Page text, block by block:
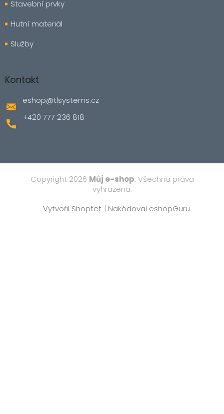
Stavební prvky
Hutní materiál
Služby
Kontakt
eshop@tlsystems.cz
+420 777 236 818
Vytvořil Shoptet | Nakódoval eshopGuru
Copyright 2026 Můj e-shop. Všechna práva
vyhrazena.